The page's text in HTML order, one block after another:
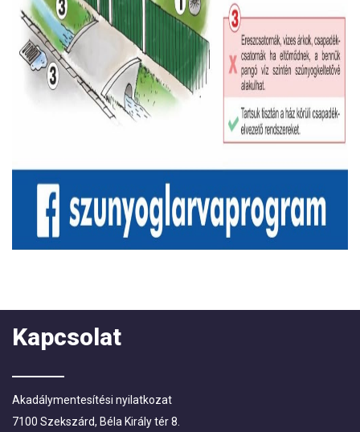
Kapcsolat
Akadálymentesítési nyilatkozat
7100 Szekszárd, Béla Király tér 8.